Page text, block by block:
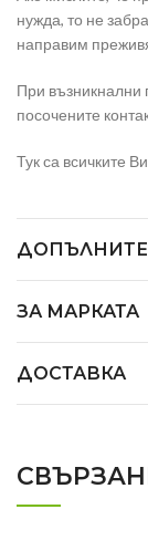
нужда, то не
направим
При възникнални
посочените
Тук са всичките
ЗА МАРКАТА
ДОСТАВКА